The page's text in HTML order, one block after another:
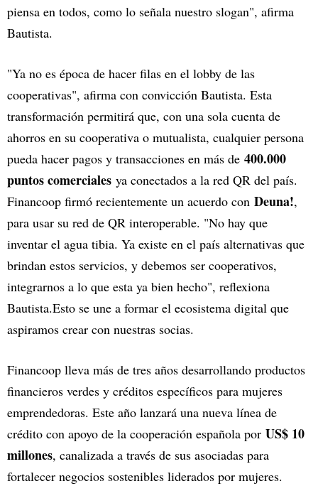
piensa en todos, como lo señala nuestro slogan", afirma
Bautista.
"Ya no es época de hacer filas en el lobby de las
cooperativas", afirma con convicción Bautista. Esta
transformación permitirá que, con una sola cuenta de
ahorros en su cooperativa o mutualista, cualquier persona
pueda hacer pagos y transacciones en más de 400.000
puntos comerciales ya conectados a la red QR del país.
Financoop firmó recientemente un acuerdo con Deuna!,
para usar su red de QR interoperable. "No hay que
inventar el agua tibia. Ya existe en el país alternativas que
brindan estos servicios, y debemos ser cooperativos,
integrarnos a lo que esta ya bien hecho", reflexiona
Bautista.Esto se une a formar el ecosistema digital que
aspiramos crear con nuestras socias.
Financoop lleva más de tres años desarrollando productos
financieros verdes y créditos específicos para mujeres
emprendedoras. Este año lanzará una nueva línea de
crédito con apoyo de la cooperación española por US$ 10
millones, canalizada a través de sus asociadas para
fortalecer negocios sostenibles liderados por mujeres.